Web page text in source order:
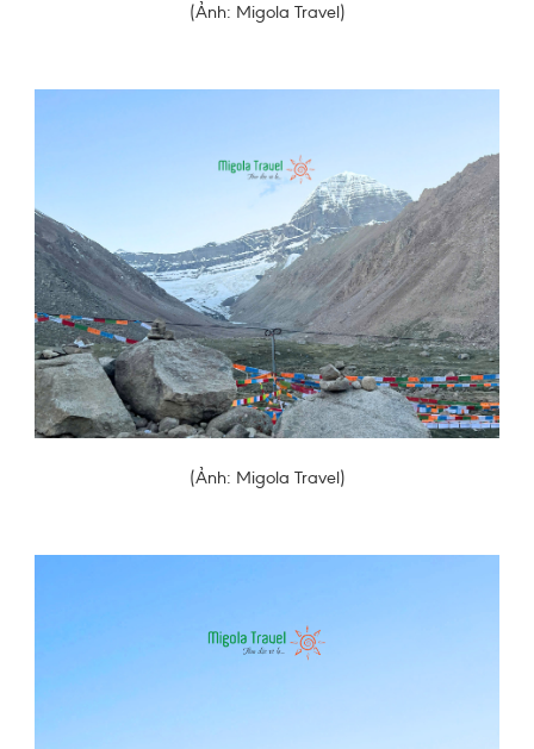
(Ảnh: Migola Travel)
(Ảnh: Migola Travel)